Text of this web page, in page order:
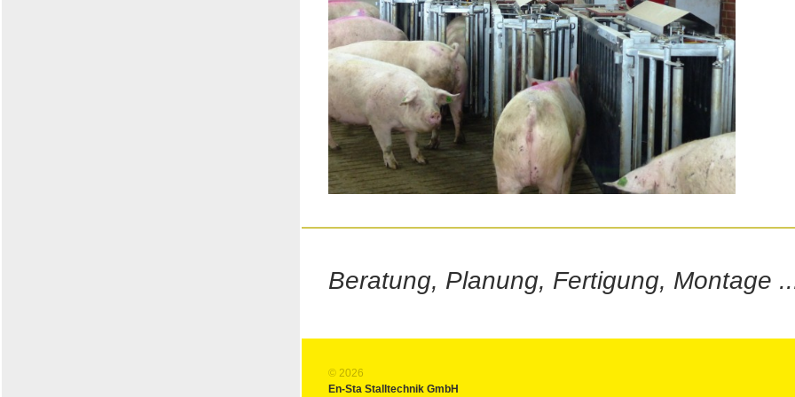
Beratung, Planung, Fertigung, Montage
© 2026
En-Sta Stalltechnik GmbH